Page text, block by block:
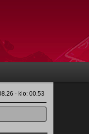
- klo: 00.53